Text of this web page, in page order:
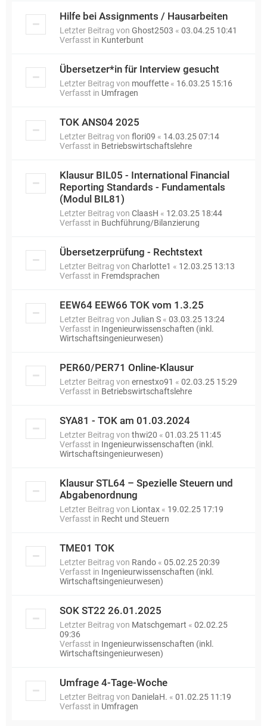
Hilfe bei Assignments / Hausarbeiten
Letzter Beitrag von Ghost2503 « 03.04.25 10:41
Verfasst in Kunterbunt
Übersetzer*in für Interview gesucht
Letzter Beitrag von mouffette « 16.03.25 15:16
Verfasst in Umfragen
TOK ANS04 2025
Letzter Beitrag von flori09 « 14.03.25 07:14
Verfasst in Betriebswirtschaftslehre
Klausur BIL05 - International Financial
Reporting Standards - Fundamentals
(Modul BIL81)
Letzter Beitrag von ClaasH « 12.03.25 18:44
Verfasst in Buchführung/Bilanzierung
Übersetzerprüfung - Rechtstext
Letzter Beitrag von Charlotte1 « 12.03.25 13:13
Verfasst in Fremdsprachen
EEW64 EEW66 TOK vom 1.3.25
Letzter Beitrag von Julian S « 03.03.25 13:24
Verfasst in Ingenieurwissenschaften (inkl.
Wirtschaftsingenieurwesen)
PER60/PER71 Online-Klausur
Letzter Beitrag von ernestxo91 « 02.03.25 15:29
Verfasst in Betriebswirtschaftslehre
SYA81 - TOK am 01.03.2024
Letzter Beitrag von thwi20 « 01.03.25 11:45
Verfasst in Ingenieurwissenschaften (inkl.
Wirtschaftsingenieurwesen)
Klausur STL64 – Spezielle Steuern und
Abgabenordnung
Letzter Beitrag von Liontax « 19.02.25 17:19
Verfasst in Recht und Steuern
TME01 TOK
Letzter Beitrag von Rando « 05.02.25 20:39
Verfasst in Ingenieurwissenschaften (inkl.
Wirtschaftsingenieurwesen)
SOK ST22 26.01.2025
Letzter Beitrag von Matschgemart « 02.02.25
09:36
Verfasst in Ingenieurwissenschaften (inkl.
Wirtschaftsingenieurwesen)
Umfrage 4-Tage-Woche
Letzter Beitrag von DanielaH. « 01.02.25 11:19
Verfasst in Umfragen